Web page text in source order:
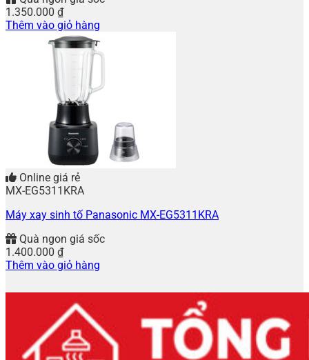
1.350.000 ₫
Thêm vào giỏ hàng
Online giá rẻ
MX-EG5311KRA
Máy xay sinh tố Panasonic MX-EG5311KRA
Quà ngon giá sốc
1.400.000 ₫
Thêm vào giỏ hàng